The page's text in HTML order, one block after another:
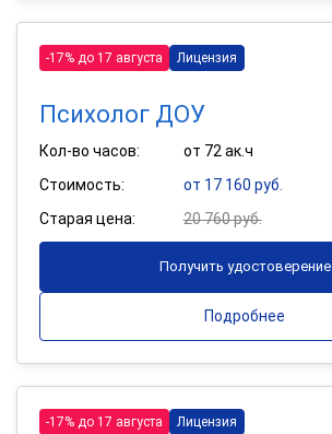
-17% до 17 августа Лицензия
Психолог ДОУ
Кол-во часов:
от 72 ак.ч
Стоимость:
от 17 160 руб.
Старая цена:
20 760 руб.
Получить удостоверение
Подробнее
-17% до 17 августа Лицензия